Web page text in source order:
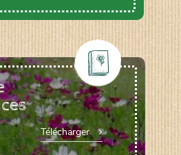
Télécharger